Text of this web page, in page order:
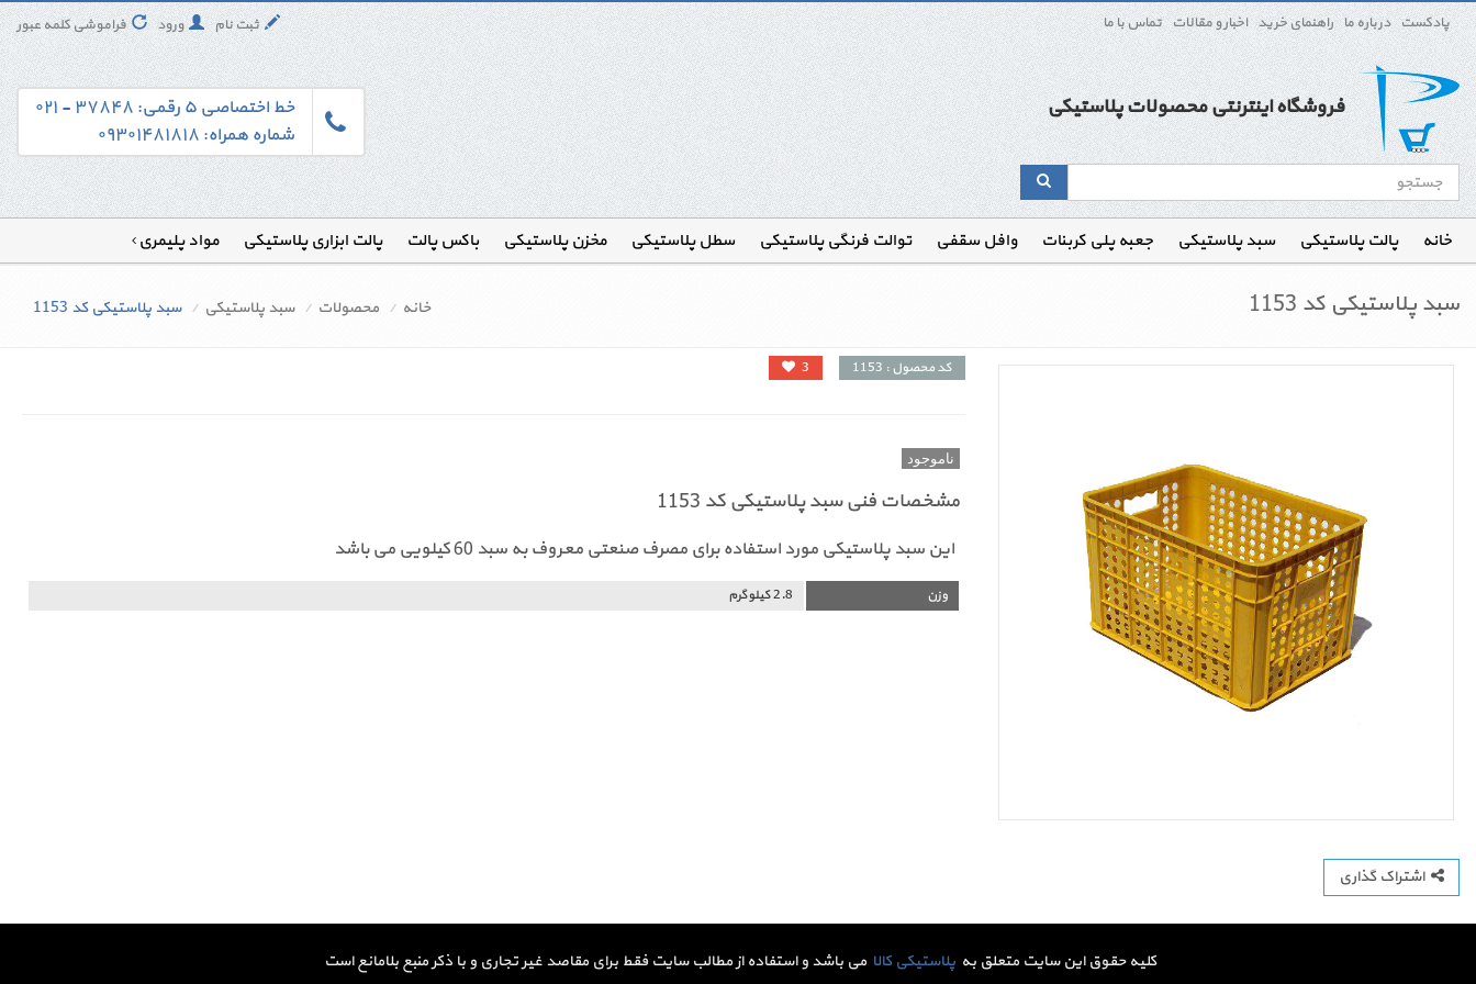
ثبت نام ورود فراموشی کلمه عبور پادکست درباره ما راهنمای خرید اخبار و مقالات تماس با ما
فروشگاه اینترنتی محصولات پلاستیکی
خط اختصاصی ۵ رقمی: ۳۷۸۴۸ - ۰۲۱
شماره همراه: ۰۹۳۰۱۴۸۱۸۱۸
خانه پالت پلاستیکی سبد پلاستیکی جعبه پلی کربنات وافل سقفی توالت فرنگی پلاستیکی سطل پلاستیکی مخزن پلاستیکی باکس پالت پالت ابزاری پلاستیکی مواد پلیمری
سبد پلاستیکی کد 1153 خانه محصولات سبد پلاستیکی سبد پلاستیکی کد 1153
کد محصول : 1153 3
ناموجود
مشخصات فنی سبد پلاستیکی کد 1153
این سبد پلاستیکی مورد استفاده برای مصرف صنعتی معروف به سبد 60 کیلویی می باشد
وزن 2.8 کیلوگرم
اشتراک گذاری
کلیه حقوق این سایت متعلق به پلاستیکی کالا می باشد و استفاده از مطالب سایت فقط برای مقاصد غیر تجاری و با ذکر منبع بلامانع است